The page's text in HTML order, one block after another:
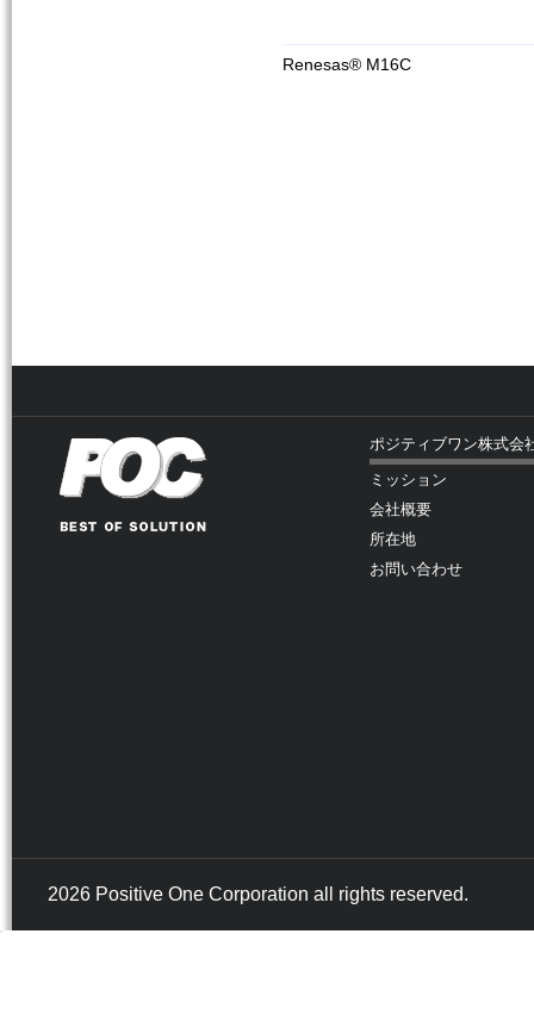
Renesas® M16C
ポジティブワン株式会
ミッション
会社概要
所在地
お問い合わせ
2026 Positive One Corporation all rights reserved.